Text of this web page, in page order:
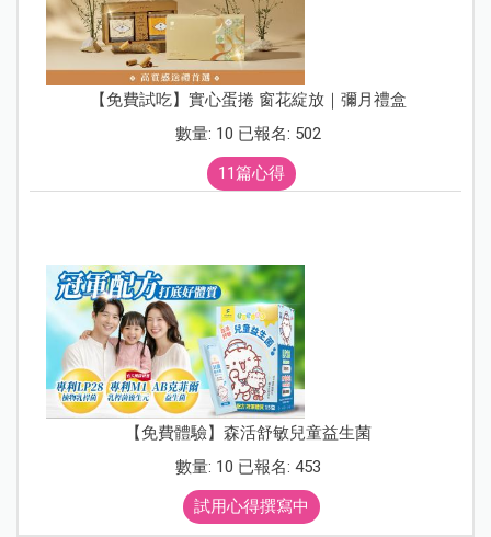
【免費試吃】實心蛋捲 窗花綻放｜彌月禮盒
數量: 10 已報名: 502
11篇心得
【免費體驗】森活舒敏兒童益生菌
數量: 10 已報名: 453
試用心得撰寫中